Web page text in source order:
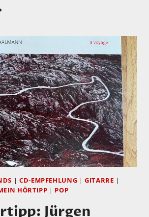
| CD-EMPFEHLUNG |GITARRE |
HÖRTIPP | POP
Jürgen